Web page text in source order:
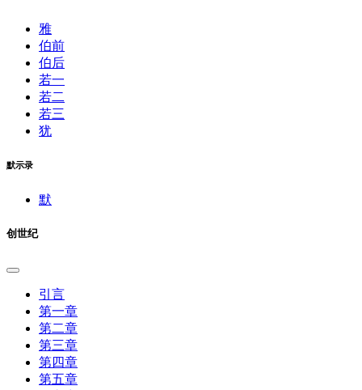
雅
伯前
伯后
若一
若二
若三
犹
默示录
默
创世纪
引言
第一章
第二章
第三章
第四章
第五章